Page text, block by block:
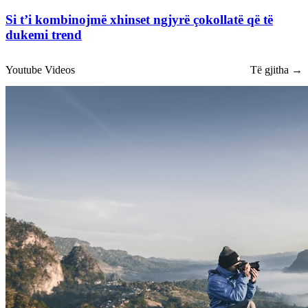
Si t’i kombinojmë xhinset ngjyrë çokollatë që të
dukemi trend
Youtube Videos Të gjitha →